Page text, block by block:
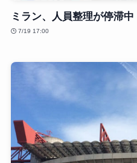
ミラン、人員整理が停滞
7/19 17:00